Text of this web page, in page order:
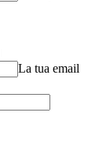
La tua email